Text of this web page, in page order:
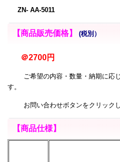
ZN- AA-5011
【商品販売価格】 (税別）
＠2700円
ご希望の内容・数量・納期に応じ
す。
お問い合わせボタンをクリックし
【商品仕様】